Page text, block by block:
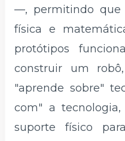
—, permitindo que
física e
protótipos
construir um
"aprende sobre"
com" a
suporte físico